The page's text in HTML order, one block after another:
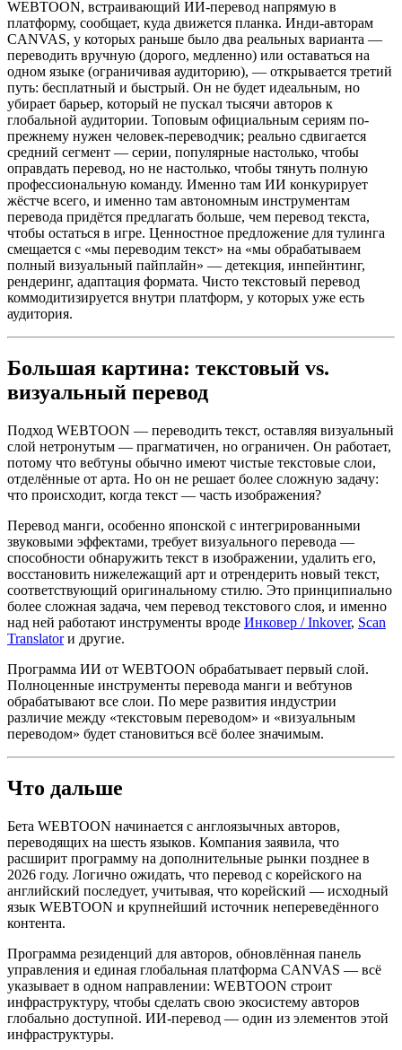
WEBTOON, встраивающий ИИ-перевод напрямую в
платформу, сообщает, куда движется планка. Инди-авторам
CANVAS, у которых раньше было два реальных варианта —
переводить вручную (дорого, медленно) или оставаться на
одном языке (ограничивая аудиторию), — открывается третий
путь: бесплатный и быстрый. Он не будет идеальным, но
убирает барьер, который не пускал тысячи авторов к
глобальной аудитории. Топовым официальным сериям по-
прежнему нужен человек-переводчик; реально сдвигается
средний сегмент — серии, популярные настолько, чтобы
оправдать перевод, но не настолько, чтобы тянуть полную
профессиональную команду. Именно там ИИ конкурирует
жёстче всего, и именно там автономным инструментам
перевода придётся предлагать больше, чем перевод текста,
чтобы остаться в игре. Ценностное предложение для тулинга
смещается с «мы переводим текст» на «мы обрабатываем
полный визуальный пайплайн» — детекция, инпейнтинг,
рендеринг, адаптация формата. Чисто текстовый перевод
коммодитизируется внутри платформ, у которых уже есть
аудитория.
Большая картина: текстовый vs.
визуальный перевод
Подход WEBTOON — переводить текст, оставляя визуальный
слой нетронутым — прагматичен, но ограничен. Он работает,
потому что вебтуны обычно имеют чистые текстовые слои,
отделённые от арта. Но он не решает более сложную задачу:
что происходит, когда текст — часть изображения?
Перевод манги, особенно японской с интегрированными
звуковыми эффектами, требует визуального перевода —
способности обнаружить текст в изображении, удалить его,
восстановить нижележащий арт и отрендерить новый текст,
соответствующий оригинальному стилю. Это принципиально
более сложная задача, чем перевод текстового слоя, и именно
над ней работают инструменты вроде Инковер / Inkover, Scan
Translatorи другие.
Программа ИИ от WEBTOON обрабатывает первый слой.
Полноценные инструменты перевода манги и вебтунов
обрабатывают все слои. По мере развития индустрии
различие между «текстовым переводом» и «визуальным
переводом» будет становиться всё более значимым.
Что дальше
Бета WEBTOON начинается с англоязычных авторов,
переводящих на шесть языков. Компания заявила, что
расширит программу на дополнительные рынки позднее в
2026 году. Логично ожидать, что перевод с корейского на
английский последует, учитывая, что корейский — исходный
язык WEBTOON и крупнейший источник непереведённого
контента.
Программа резиденций для авторов, обновлённая панель
управления и единая глобальная платформа CANVAS — всё
указывает в одном направлении: WEBTOON строит
инфраструктуру, чтобы сделать свою экосистему авторов
глобально доступной. ИИ-перевод — один из элементов этой
инфраструктуры.